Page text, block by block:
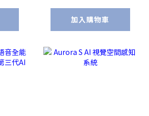
加入購物車